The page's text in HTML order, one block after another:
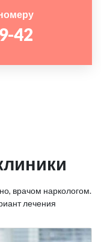
42
врачом наркологом.
лечения